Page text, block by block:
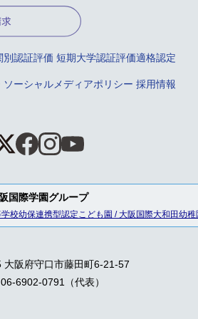
別認証評価 短期大学認証評価適格認定
ソーシャルメディアポリシー 採用情報
国際学園グループ
校幼保連携型認定こども園 / 大阪国際大和田幼稚
大阪府守口市藤田町6-21-57
6902-0791（代表）